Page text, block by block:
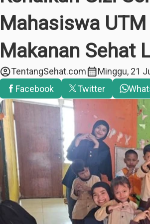
Mahasiswa
Makanan Sehat
account_circleTentangSehat.comcalendar_monthMinggu, 21
Facebook
Twitter